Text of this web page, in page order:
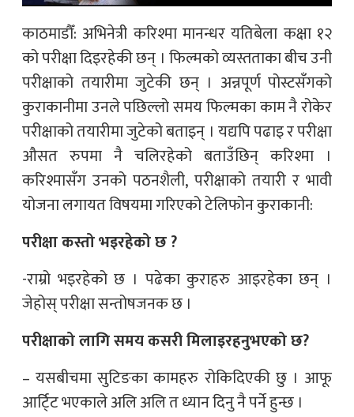
काठमाडौँ: अभिनेत्री करिश्मा मानन्धर यतिबेला कक्षा १२
को परीक्षा दिइरहेकी छन् । फिल्मको व्यस्तताका बीच उनी
परीक्षाको तयारीमा जुटेकी छन् । अन्नपूर्ण पोस्टसँगको
कुराकानीमा उनले पछिल्लो समय फिल्मका काम नै रोकेर
परीक्षाको तयारीमा जुटेको बताइन् । यद्यपि पढाइ र परीक्षा
औसत रुपमा नै चलिरहेको बताउँछिन् करिश्मा ।
करिश्मासँग उनको पठनशैली, परीक्षाको तयारी र भावी
योजना लगायत विषयमा गरिएको टेलिफोन कुराकानी:
परीक्षा कस्तो भइरहेको छ ?
-राम्रो भइरहेको छ । पढेका कुराहरु आइरहेका छन् ।
जेहोस् परीक्षा सन्तोषजनक छ ।
परीक्षाको लागि समय कसरी मिलाइरहनुभएको छ?
– यसबीचमा सुटिङका कामहरु रोकिदिएकी छु । आफू
आर्टि्ट भएकाले अलि अलि त ध्यान दिनु नै पर्ने हुन्छ ।